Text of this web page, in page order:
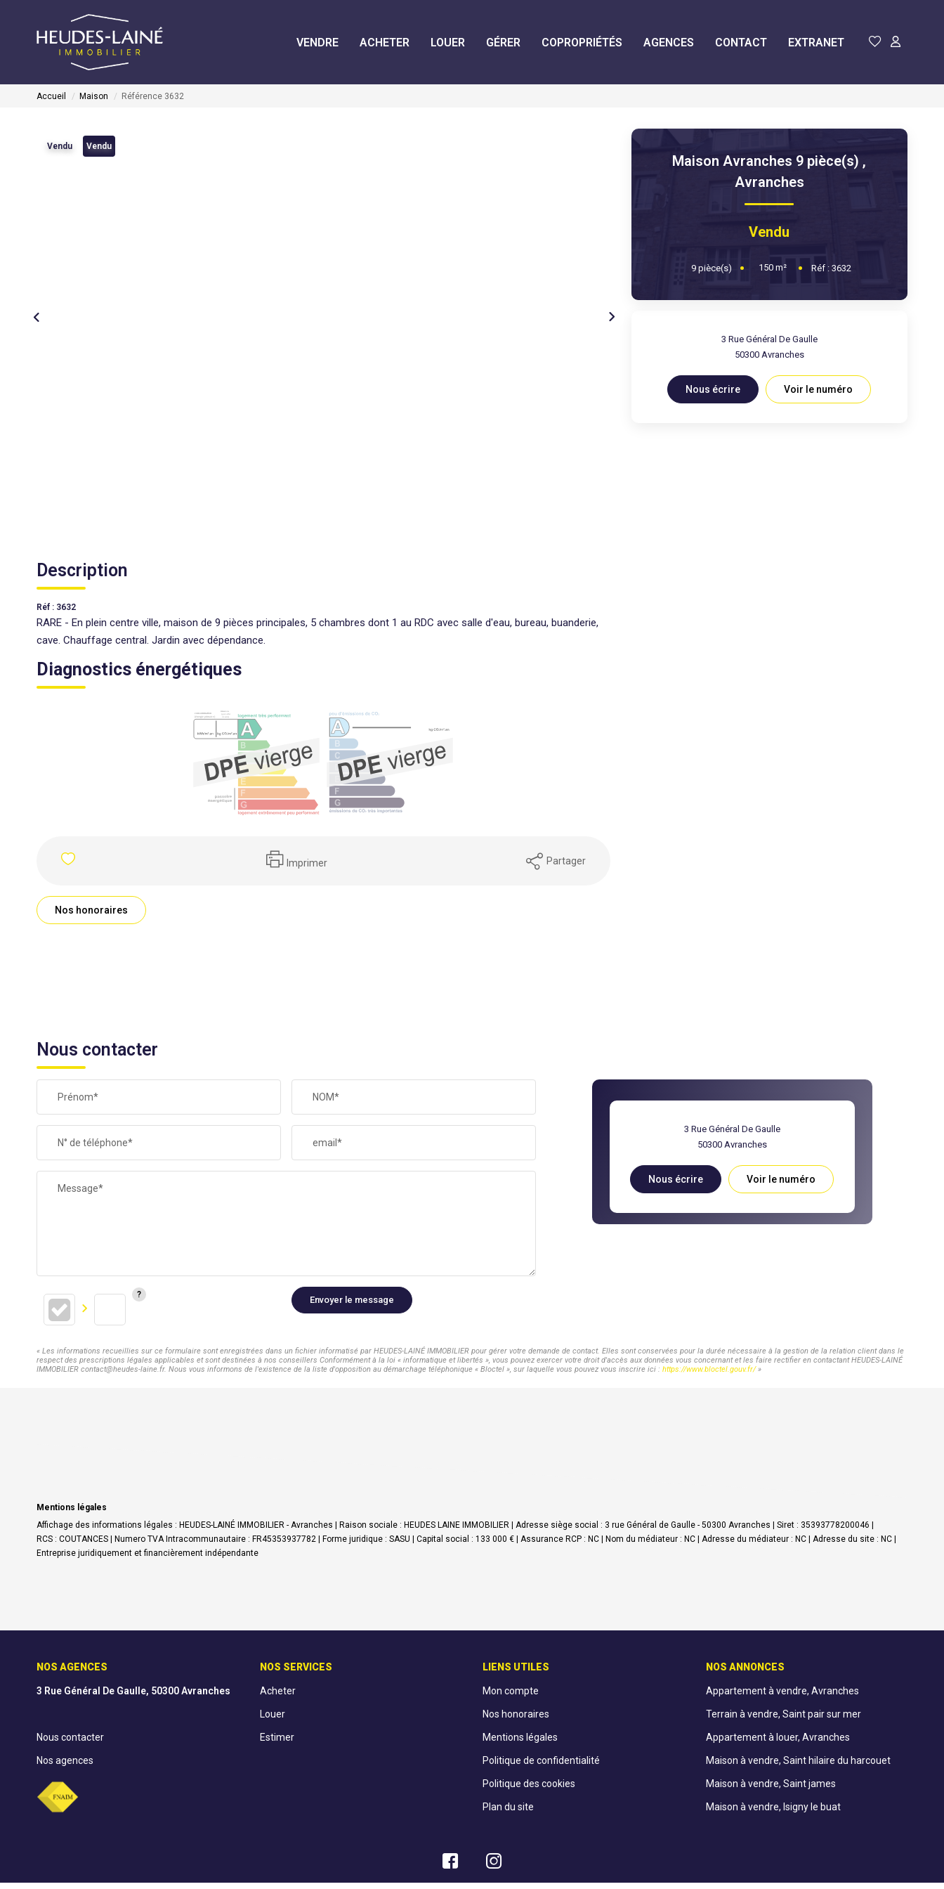
VENDRE ACHETER LOUER GÉRER COPROPRIÉTÉS AGENCES CONTACT EXTRANET
Accueil Maison Référence 3632
Vendu Vendu
Description
Réf : 3632
RARE - En plein centre ville, maison de 9 pièces principales, 5 chambres dont 1 au RDC avec salle d'eau, bureau, buanderie,
cave. Chauffage central. Jardin avec dépendance.
Diagnostics énergétiques
Imprimer Partager
Nos honoraires
Maison Avranches 9 pièce(s) ,
Avranches
Vendu
9pièce(s) 150m² Réf :3632
3 Rue Général De Gaulle
50300 Avranches
Nous écrire Voir le numéro
Nous contacter
Prénom* NOM*
N° de téléphone* email*
Message*
Envoyer le message
3 Rue Général De Gaulle
50300 Avranches
Nous écrire Voir le numéro
« Les informations recueillies sur ce formulaire sont enregistrées dans un fichier informatisé par HEUDES-LAINÉ IMMOBILIER pour gérer votre demande de contact. Elles sont conservées pour la durée nécessaire à la gestion de la relation client dans le
respect des prescriptions légales applicables et sont destinées à nos conseillers Conformément à la loi « informatique et libertés », vous pouvez exercer votre droit d'accès aux données vous concernant et les faire rectifier en contactant HEUDES-LAINÉ
IMMOBILIER contact@heudes-laine.fr. Nous vous informons de l'existence de la liste d'opposition au démarchage téléphonique « Bloctel », sur laquelle vous pouvez vous inscrire ici : https://www.bloctel.gouv.fr/»
Mentions légales
Affichage des informations légales : HEUDES-LAINÉ IMMOBILIER - Avranches | Raison sociale : HEUDES LAINE IMMOBILIER | Adresse siège social : 3 rue Général de Gaulle - 50300 Avranches | Siret : 35393778200046 |
RCS : COUTANCES | Numero TVA Intracommunautaire : FR45353937782 | Forme juridique : SASU | Capital social : 133 000 € | Assurance RCP : NC | Nom du médiateur : NC | Adresse du médiateur : NC | Adresse du site : NC |
Entreprise juridiquement et financièrement indépendante
NOS AGENCES
3 Rue Général De Gaulle, 50300 Avranches
Nous contacter
Nos agences
NOS SERVICES
Acheter
Louer
Estimer
LIENS UTILES
Mon compte
Nos honoraires
Mentions légales
Politique de confidentialité
Politique des cookies
Plan du site
NOS ANNONCES
Appartement à vendre, Avranches
Terrain à vendre, Saint pair sur mer
Appartement à louer, Avranches
Maison à vendre, Saint hilaire du harcouet
Maison à vendre, Saint james
Maison à vendre, Isigny le buat